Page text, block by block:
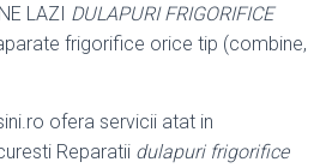
LAZI DULAPURI FRIGORIFICE
frigorifice orice tip (combine,
ofera servicii atat in
Reparatii dulapuri frigorifice